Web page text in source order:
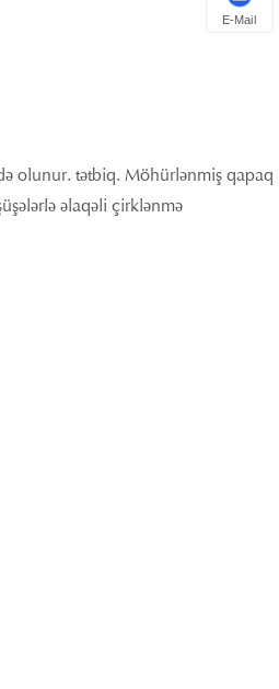
olunur. tətbiq. Möhürlənmiş qapaq
əlaqəli çirklənmə
E-Mail